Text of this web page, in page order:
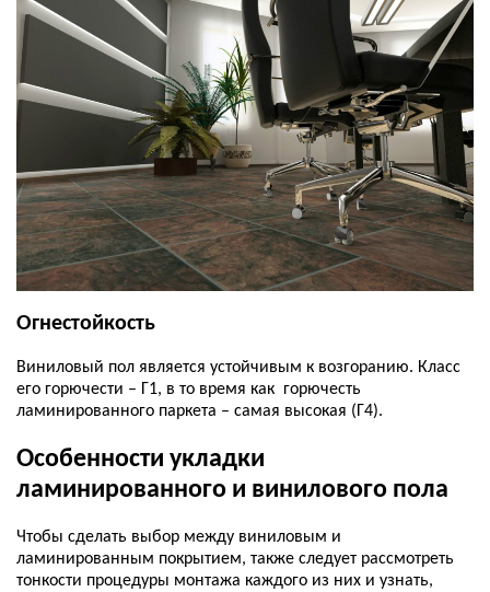
Огнестойкость
Виниловый пол является устойчивым к возгоранию. Класс
его горючести – Г1, в то время как горючесть
ламинированного паркета – самая высокая (Г4).
Особенности укладки
ламинированного и винилового пола
Чтобы сделать выбор между виниловым и
ламинированным покрытием, также следует рассмотреть
тонкости процедуры монтажа каждого из них и узнать,